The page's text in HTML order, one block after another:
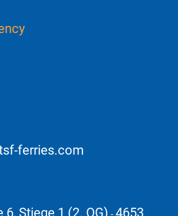
ferries.com
6, Stiege 1 (2. OG) 4653